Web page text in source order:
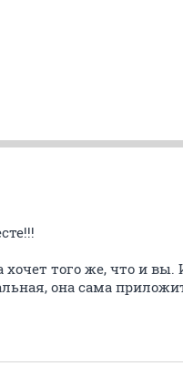
того же, что и
она сама